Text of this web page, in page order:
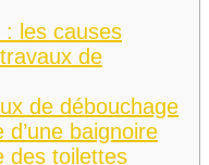
: les causes
de
de débouchage
baignoire
des toilettes